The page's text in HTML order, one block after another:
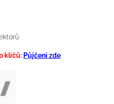
klíčů: Půjčení zde